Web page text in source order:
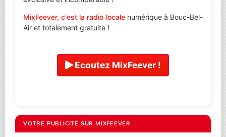
MixFeever, c'est la radio localenumérique à Bouc-Bel-
Air et totalement gratuite !
Ecoutez MixFeever !
VOTRE PUBLICITÉ SUR MIXFEEVER